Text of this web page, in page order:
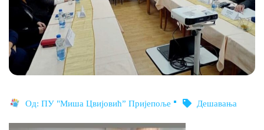
Од: ПУ "Миша Цвијовић” Пријепоље Дешавања